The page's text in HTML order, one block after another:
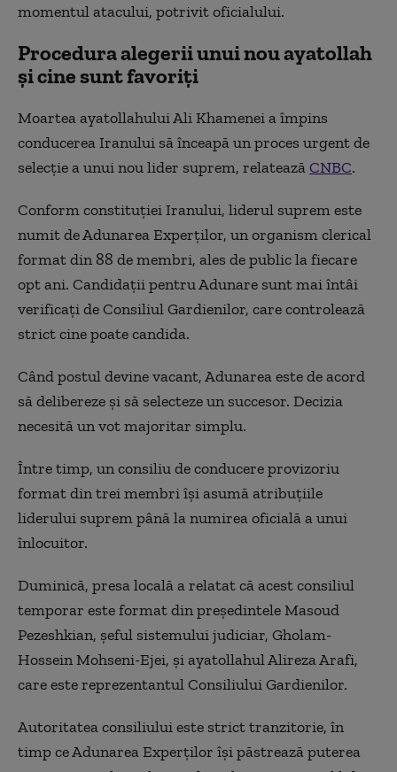
momentul atacului, potrivit oficialului.
Procedura alegerii unui nou ayatollah
și cine sunt favoriți
Moartea ayatollahului Ali Khamenei a împins
conducerea Iranului să înceapă un proces urgent de
selecție a unui nou lider suprem, relateazăCNBC.
Conform constituției Iranului, liderul suprem este
numit de Adunarea Experților, un organism clerical
format din 88 de membri, ales de public la fiecare
opt ani. Candidații pentru Adunare sunt mai întâi
verificați de Consiliul Gardienilor, care controlează
strict cine poate candida.
Când postul devine vacant, Adunarea este de acord
să delibereze și să selecteze un succesor. Decizia
necesită un vot majoritar simplu.
Între timp, un consiliu de conducere provizoriu
format din trei membri își asumă atribuțiile
liderului suprem până la numirea oficială a unui
înlocuitor.
Duminică, presa locală a relatat că acest consiliul
temporar este format din președintele Masoud
Pezeshkian, șeful sistemului judiciar, Gholam-
Hossein Mohseni-Ejei, și ayatollahul Alireza Arafi,
care este reprezentantul Consiliului Gardienilor.
Autoritatea consiliului este strict tranzitorie, în
timp ce Adunarea Experților își păstrează puterea